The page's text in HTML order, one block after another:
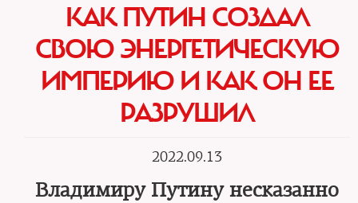
КАК ПУТИН СОЗДАЛ
СВОЮ ЭНЕРГЕТИЧЕСКУЮ
ИМПЕРИЮ И КАК ОН ЕЕ
РАЗРУШИЛ
2022.09.13
Владимиру Путину несказанно